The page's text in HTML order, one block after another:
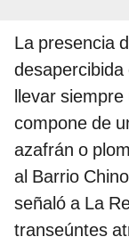
La presencia
desapercibida
llevar
compone de
azafrán o
al Barrio
señaló a La
transeúntes